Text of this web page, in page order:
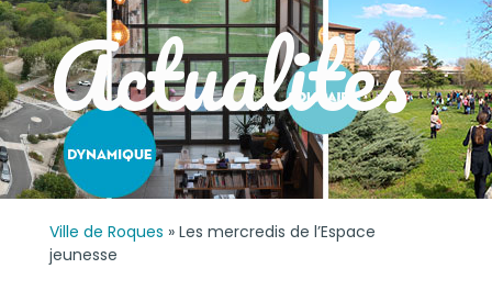
Actualités
Ville de Roques » Les mercredis de l’Espace
jeunesse